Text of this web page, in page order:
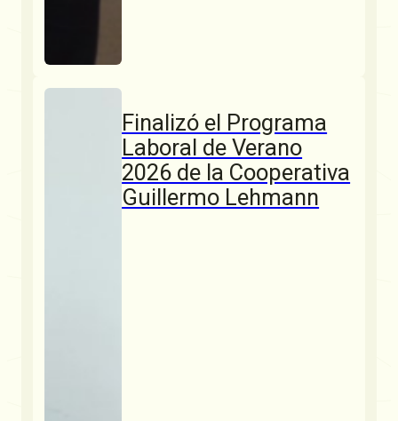
Finalizó el Programa
Laboral de Verano
2026 de la Cooperativa
Guillermo Lehmann